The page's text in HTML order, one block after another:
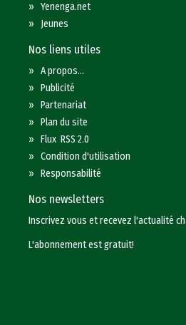
»Yenenga.net
» Jeunes
Nos liens utiles
»A propos...
»Publicité
»Partenariat
»Plan du site
»Flux RSS 2.0
»Condition d'utilisation
»Responsabilité
Nos newsletters
Inscrivez vous et recevez l'actualité
L'abonnement est gratuit!